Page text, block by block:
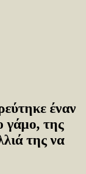
έναν
γάμο, της
της να